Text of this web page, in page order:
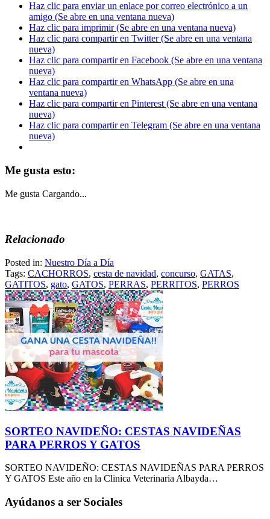
Haz clic para enviar un enlace por correo electrónico a un
amigo (Se abre en una ventana nueva)
Haz clic para imprimir (Se abre en una ventana nueva)
Haz clic para compartir en Twitter (Se abre en una ventana
nueva)
Haz clic para compartir en Facebook (Se abre en una ventana
nueva)
Haz clic para compartir en WhatsApp (Se abre en una
ventana nueva)
Haz clic para compartir en Pinterest (Se abre en una ventana
nueva)
Haz clic para compartir en Telegram (Se abre en una ventana
nueva)
Me gusta esto:
Me gusta Cargando...
Relacionado
Posted in: Nuestro Día a Día
Tags: CACHORROS, cesta de navidad, concurso, GATAS,
GATITOS, gato, GATOS, PERRAS, PERRITOS, PERROS
SORTEO NAVIDEÑO: CESTAS NAVIDEÑAS
PARA PERROS Y GATOS
SORTEO NAVIDEÑO: CESTAS NAVIDEÑAS PARA PERROS
Y GATOS Este año en la Clinica Veterinaria Albayda…
Ayúdanos a ser Sociales